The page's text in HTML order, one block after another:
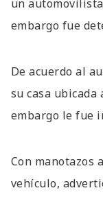
un
embargo fue
De acuerdo al
su casa ubicada
embargo le fue
Con manotazos
vehículo,